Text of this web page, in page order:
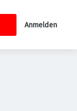
Anmelden